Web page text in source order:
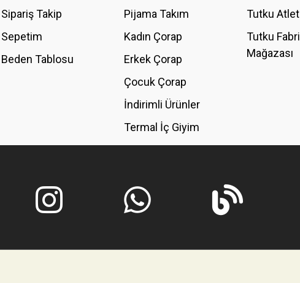
Sipariş Takip
Sepetim
Beden Tablosu
Pijama Takım
Kadın Çorap
Erkek Çorap
Çocuk Çorap
İndirimli Ürünler
Termal İç Giyim
Tutku Atlet
Tutku
Mağazası